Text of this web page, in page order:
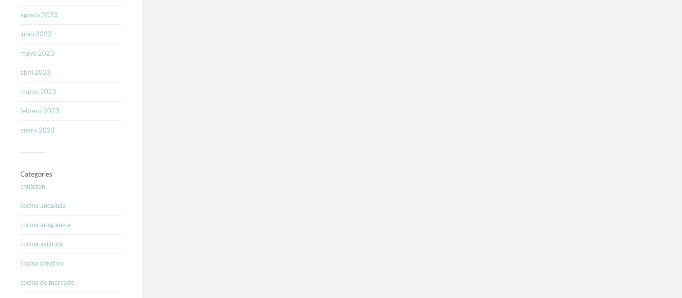
agosto 2023
junio 2023
mayo 2023
abril 2023
marzo 2023
febrero 2023
enero 2023
Categories
chuletón
cocina andaluza
cocina aragonesa
cocina asiática
cocina creativa
cocina de mercado